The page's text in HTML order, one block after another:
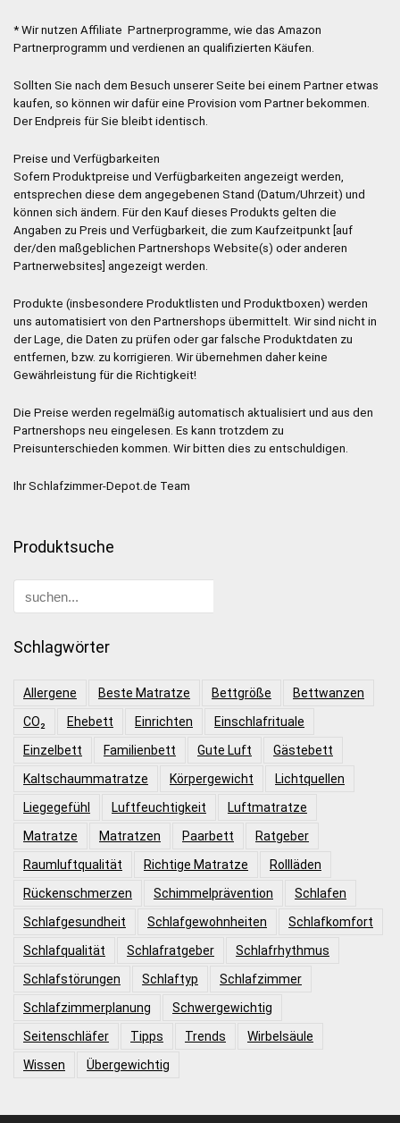
* Wir nutzen Affiliate Partnerprogramme, wie das Amazon
Partnerprogramm und verdienen an qualifizierten Käufen.
Sollten Sie nach dem Besuch unserer Seite bei einem Partner etwas
kaufen, so können wir dafür eine Provision vom Partner bekommen.
Der Endpreis für Sie bleibt identisch.
Preise und Verfügbarkeiten
Sofern Produktpreise und Verfügbarkeiten angezeigt werden,
entsprechen diese dem angegebenen Stand (Datum/Uhrzeit) und
können sich ändern. Für den Kauf dieses Produkts gelten die
Angaben zu Preis und Verfügbarkeit, die zum Kaufzeitpunkt [auf
der/den maßgeblichen Partnershops Website(s) oder anderen
Partnerwebsites] angezeigt werden.
Produkte (insbesondere Produktlisten und Produktboxen) werden
uns automatisiert von den Partnershops übermittelt. Wir sind nicht in
der Lage, die Daten zu prüfen oder gar falsche Produktdaten zu
entfernen, bzw. zu korrigieren. Wir übernehmen daher keine
Gewährleistung für die Richtigkeit!
Die Preise werden regelmäßig automatisch aktualisiert und aus den
Partnershops neu eingelesen. Es kann trotzdem zu
Preisunterschieden kommen. Wir bitten dies zu entschuldigen.
Ihr Schlafzimmer-Depot.de Team
Produktsuche
Schlagwörter
Allergene Beste Matratze Bettgröße
Bettwanzen
CO₂
Ehebett Einrichten
Einschlafrituale
Einzelbett
Familienbett Gute Luft
Gästebett
Kaltschaummatratze
Körpergewicht
Lichtquellen
Liegegefühl
Luftfeuchtigkeit
Luftmatratze
Matratze
Matratzen Paarbett
Ratgeber
Raumluftqualität
Richtige Matratze
Rollläden
Rückenschmerzen
Schimmelprävention
Schlafen
Schlafgesundheit
Schlafgewohnheiten
Schlafkomfort
Schlafqualität
Schlafratgeber
Schlafrhythmus
Schlafstörungen
Schlaftyp
Schlafzimmer
Schlafzimmerplanung
Schwergewichtig
Seitenschläfer
Tipps Trends
Wirbelsäule
Wissen
Übergewichtig